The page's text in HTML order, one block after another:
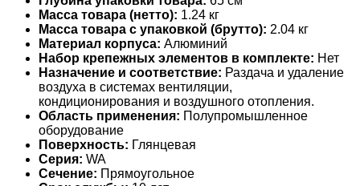
Масса товара (нетто): 1.24 кг
Масса товара с упаковкой (брутто): 2.04 кг
Материал корпуса: Алюминий
Набор крепежных элементов в комплекте: Нет
Назначение и соответствие: Раздача и удаление
воздуха в системах вентиляции,
кондиционирования и воздушного отопления.
Область применения: Полупромышленное
оборудование
Поверхность: Глянцевая
Серия: WA
Сечение: Прямоугольное